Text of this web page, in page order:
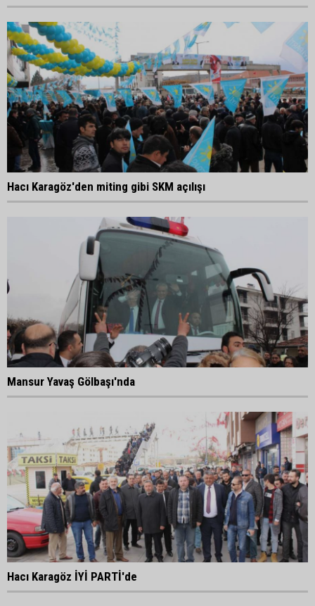
Hacı Karagöz'den miting gibi SKM açılışı
Mansur Yavaş Gölbaşı'nda
Hacı Karagöz İYİ PARTİ'de